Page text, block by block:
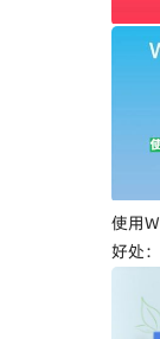
一步
使用
好处